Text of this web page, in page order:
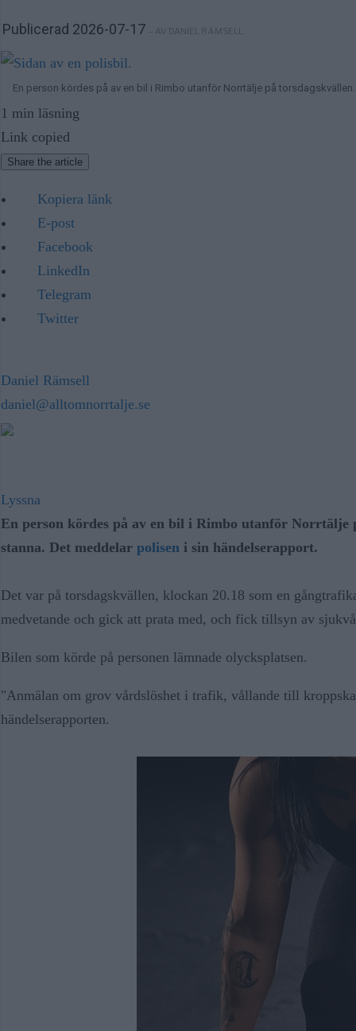
Publicerad 2026-07-17 – AV DANIEL RÄMSELL
En person kördes på av en bil i Rimbo utanför Norrtälje på
1 min läsning
Link copied
Share the article
Kopiera länk
E-post
Facebook
LinkedIn
Telegram
Twitter
Daniel Rämsell
daniel@alltomnorrtalje.se
Lyssna
En person kördes på av en bil i Rimbo utanför
stanna. Det meddelar polisen i sin händelserapport.
Det var på torsdagskvällen, klockan 20.18 som en
medvetande och gick att prata med, och fick tillsyn av
Bilen som körde på personen lämnade olycksplatsen.
"Anmälan om grov vårdslöshet i trafik, vållande till
händelserapporten.